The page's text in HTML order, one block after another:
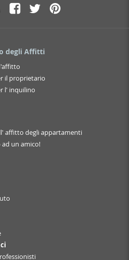
degli Affitti
il proprietario
l' inquilino
affitto degli appartamenti
un amico!